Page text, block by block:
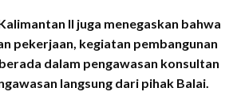
II juga menegaskan bahwa
pekerjaan, kegiatan pembangunan
dalam pengawasan konsultan
langsung dari pihak Balai.